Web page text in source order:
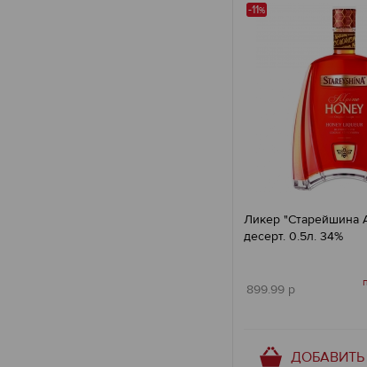
-11%
Ликер "Старейшина
десерт. 0.5л. 34%
899.99 р
ДОБАВИТЬ